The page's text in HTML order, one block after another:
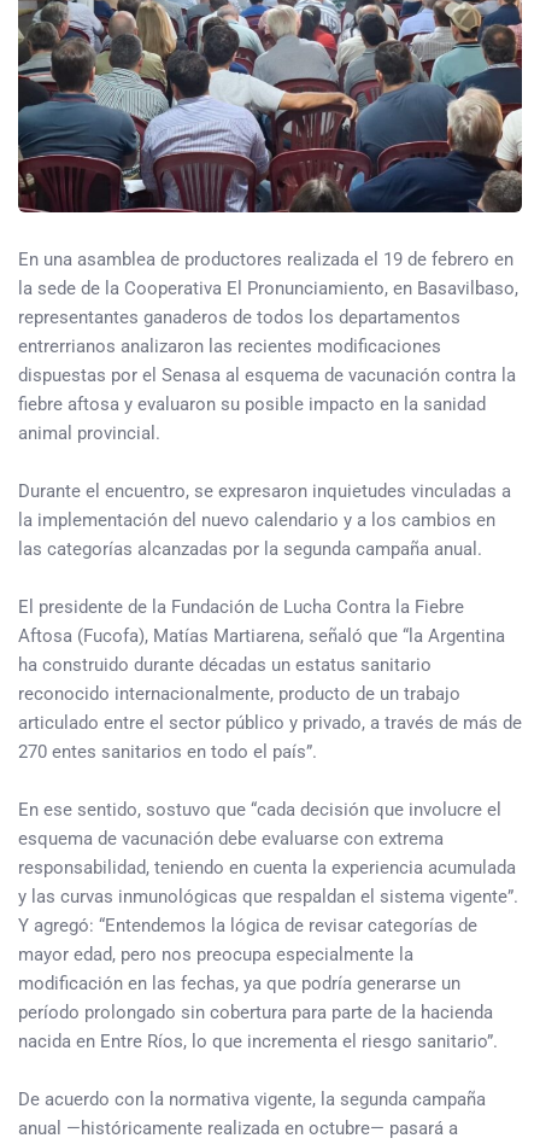
En una asamblea de productores realizada el 19 de febrero en
la sede de la Cooperativa El Pronunciamiento, en Basavilbaso,
representantes ganaderos de todos los departamentos
entrerrianos analizaron las recientes modificaciones
dispuestas por el Senasa al esquema de vacunación contra la
fiebre aftosa y evaluaron su posible impacto en la sanidad
animal provincial.
Durante el encuentro, se expresaron inquietudes vinculadas a
la implementación del nuevo calendario y a los cambios en
las categorías alcanzadas por la segunda campaña anual.
El presidente de la Fundación de Lucha Contra la Fiebre
Aftosa (Fucofa), Matías Martiarena, señaló que “la Argentina
ha construido durante décadas un estatus sanitario
reconocido internacionalmente, producto de un trabajo
articulado entre el sector público y privado, a través de más de
270 entes sanitarios en todo el país”.
En ese sentido, sostuvo que “cada decisión que involucre el
esquema de vacunación debe evaluarse con extrema
responsabilidad, teniendo en cuenta la experiencia acumulada
y las curvas inmunológicas que respaldan el sistema vigente”.
Y agregó: “Entendemos la lógica de revisar categorías de
mayor edad, pero nos preocupa especialmente la
modificación en las fechas, ya que podría generarse un
período prolongado sin cobertura para parte de la hacienda
nacida en Entre Ríos, lo que incrementa el riesgo sanitario”.
De acuerdo con la normativa vigente, la segunda campaña
anual —históricamente realizada en octubre— pasará a